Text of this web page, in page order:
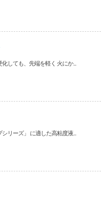
しても、先端を軽く 火にか...
リーズ」 に適した高粘度液...